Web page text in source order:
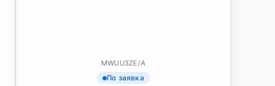
MWUU3ZE/A
По заявка